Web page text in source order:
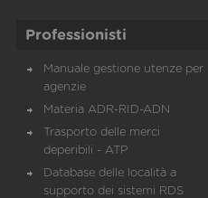
Professionisti
Manuale gestione utenze per
agenzie
Materia ADR-RID-ADN
Trasporto delle merci
deperibili - ATP
Database delle località a
supporto dei sistemi RDS